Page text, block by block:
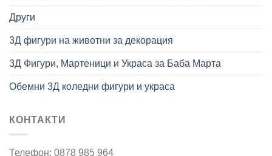
Други
3Д фигури на животни за декорация
3Д Фигури, Мартеници и Украса за Баба Марта
Обемни 3Д коледни фигури и украса
КОНТАКТИ
Телефон: 0878 985 964